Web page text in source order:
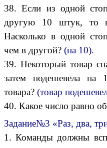
38. Если из одной
другую 10 штук, то в
Насколько в одной
чем в другой? (на 10).
39. Некоторый товар
затем подешевела на
товара? (товар
40. Какое число равно
Задание№3 «Раз, два,
1. Команды должны